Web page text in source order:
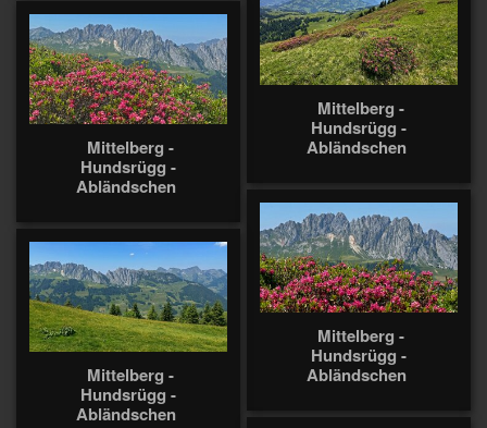
Mittelberg -
Hundsrügg -
Abländschen
Mittelberg -
Hundsrügg -
Abländschen
Mittelberg -
Hundsrügg -
Abländschen
Mittelberg -
Hundsrügg -
Abländschen